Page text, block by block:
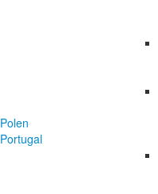
Polen
Portugal